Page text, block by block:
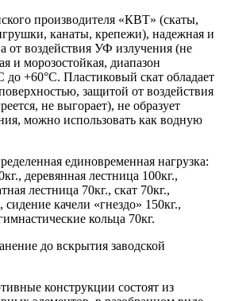
производителя «КВТ» (скаты,
канаты, крепежи), надежная и
от воздействия УФ излучения (не
и морозостойкая, диапазон
до +60°С. Пластиковый скат обладает
защитой от воздействия
не выгорает), не образует
можно использовать как водную
единовременная нагрузка:
деревянная лестница 100кг.,
лестница 70кг., скат 70кг.,
сидение качели «гнездо» 150кг.,
кольца 70кг.
до вскрытия заводской
конструкции состоят из